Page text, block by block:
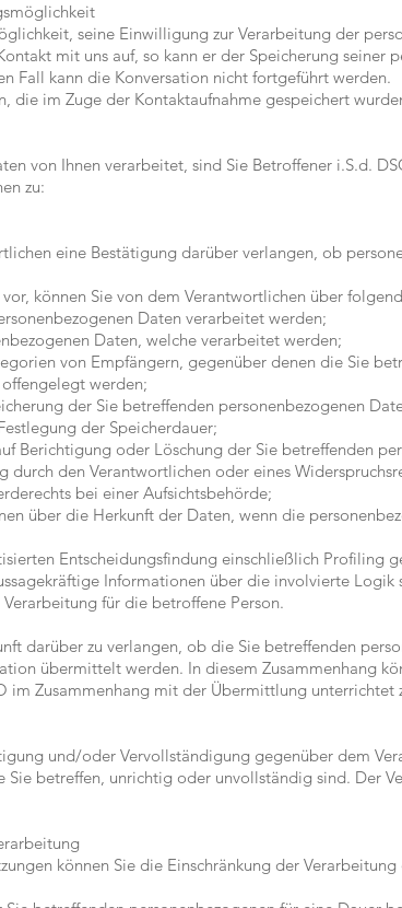
seine Einwilligung zur Verarbeitung der
mit uns auf, so kann er der Speicherung seiner
Fall kann die Konversation nicht fortgeführt werden.
die im Zuge der Kontaktaufnahme gespeichert
von Ihnen verarbeitet, sind Sie Betroffener i.S.d.
zu:
eine Bestätigung darüber verlangen, ob
können Sie von dem Verantwortlichen über
Daten verarbeitet werden;
Daten, welche verarbeitet werden;
von Empfängern, gegenüber denen die Sie
werden;
der Sie betreffenden personenbezogenen
der Speicherdauer;
Berichtigung oder Löschung der Sie betreffenden
durch den Verantwortlichen oder eines
bei einer Aufsichtsbehörde;
über die Herkunft der Daten, wenn die
Entscheidungsfindung einschließlich Profiling
Informationen über die involvierte
für die betroffene Person.
darüber zu verlangen, ob die Sie betreffenden
übermittelt werden. In diesem Zusammenhang
im Zusammenhang mit der Übermittlung unterrichtet
und/oder Vervollständigung gegenüber dem
Sie betreffen, unrichtig oder unvollständig sind. Der
können Sie die Einschränkung der